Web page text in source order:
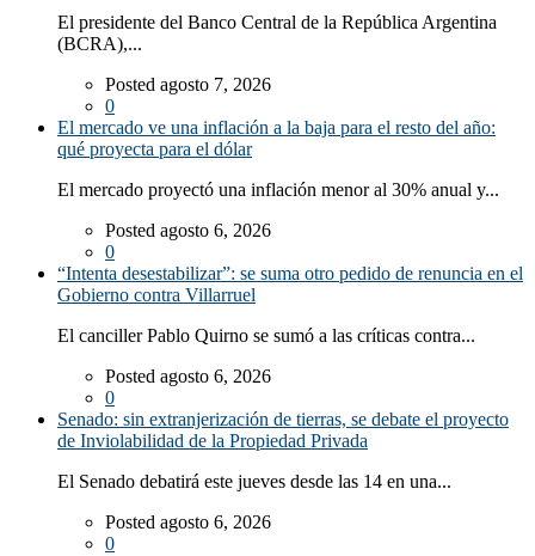
El presidente del Banco Central de la República Argentina
(BCRA),...
Posted agosto 7, 2026
0
El mercado ve una inflación a la baja para el resto del año:
qué proyecta para el dólar
El mercado proyectó una inflación menor al 30% anual y...
Posted agosto 6, 2026
0
“Intenta desestabilizar”: se suma otro pedido de renuncia en el
Gobierno contra Villarruel
El canciller Pablo Quirno se sumó a las críticas contra...
Posted agosto 6, 2026
0
Senado: sin extranjerización de tierras, se debate el proyecto
de Inviolabilidad de la Propiedad Privada
El Senado debatirá este jueves desde las 14 en una...
Posted agosto 6, 2026
0